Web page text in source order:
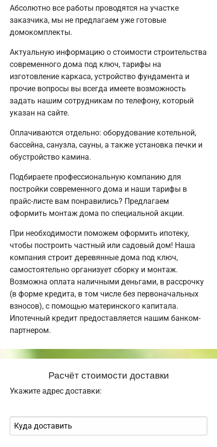
Абсолютно все работы проводятся на участке
заказчика, мы не предлагаем уже готовые
домокомплекты.
Актуальную информацию о стоимости строительства
современного дома под ключ, тарифы на
изготовление каркаса, устройство фундамента и
прочие вопросы вы всегда имеете возможность
задать нашим сотрудникам по телефону, который
указан на сайте.
Оплачиваются отдельно: оборудование котельной,
бассейна, санузла, сауны, а также установка печки и
обустройство камина.
Подбираете профессиональную компанию для
постройки современного дома и наши тарифы в
прайс-листе вам понравились? Предлагаем
оформить монтаж дома по специальной акции.
При необходимости поможем оформить ипотеку,
чтобы построить частный или садовый дом! Наша
компания строит деревянные дома под ключ,
самостоятельно организует сборку и монтаж.
Возможна оплата наличными деньгами, в рассрочку
(в форме кредита, в том числе без первоначальных
взносов), с помощью материнского капитала.
Ипотечный кредит предоставляется нашим банком-
партнером.
Расчёт стоимости доставки
Укажите адрес доставки: